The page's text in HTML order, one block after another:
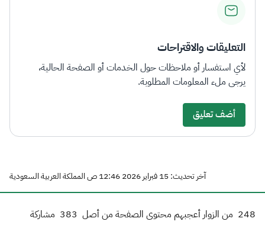
التعليقات والاقتراحات
لأي استفسار أو ملاحظات حول الخدمات أو الصفحة الحالية،
يرجى ملء المعلومات المطلوبة.
أضف تعليق
آخر تحديث: 15 فبراير 2026 12:46 ص المملكة العربية السعودية
248 من الزوار أعجبهم محتوى الصفحة من أصل 383 مشاركة